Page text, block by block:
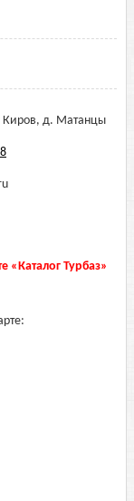
Киров, д. Матанцы
«Каталог Турбаз»